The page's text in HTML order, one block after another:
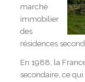
marché
immobilier
des
résidences
En 1988, la
secondaire, ce